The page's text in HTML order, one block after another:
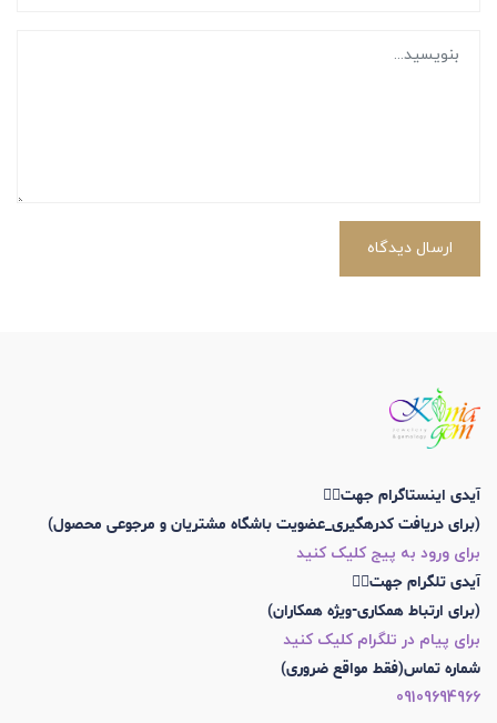
ارسال دیدگاه
آیدی اینستاگرام جهت👇🏼
(برای دریافت کدرهگیری_عضویت باشگاه مشتریان و مرجوعی محصول)
برای ورود به پیج کلیک کنید
آیدی تلگرام جهت👇🏼
(برای ارتباط همکاری-ویژه همکاران)
برای پیام در تلگرام کلیک کنید
شماره تماس(فقط مواقع ضروری)
09109694966